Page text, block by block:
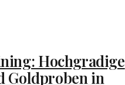
Hochgradige
Goldproben in